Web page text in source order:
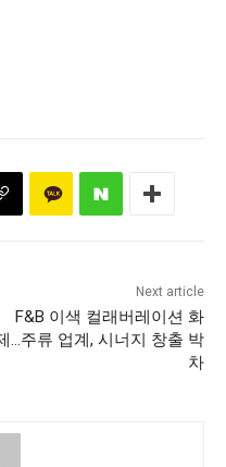
Next article
F&B 이색 컬래버레이션 화
…주류 업계, 시너지 창출 박
차